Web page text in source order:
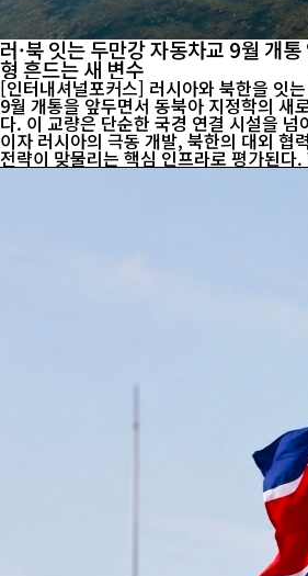
러·북 잇는 두만강 자동차교 9월 개
형 흔드는 새 변수
[인터내셔널포커스] 러시아와 북한을 잇
9월 개통을 앞두면서 동북아 지정학의 새
다. 이 교량은 단순한 국경 연결 시설을 넘
이자 러시아의 극동 개발, 북한의 대외 협
전략이 맞물리는 핵심 인프라로 평가된다
아 물류·외교 지형에도 적지 않은 영향을